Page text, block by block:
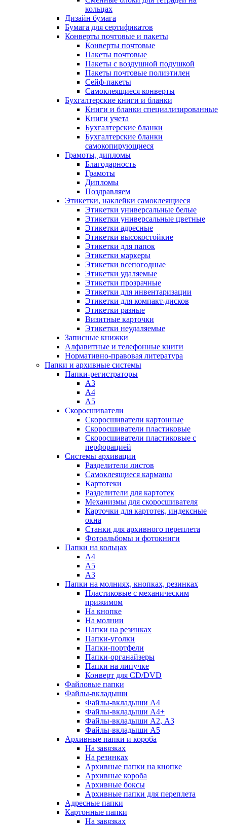
кольцах
Дизайн бумага
Бумага для сертификатов
Конверты почтовые и пакеты
Конверты почтовые
Пакеты почтовые
Пакеты с воздушной подушкой
Пакеты почтовые полиэтилен
Сейф-пакеты
Самоклеящиеся конверты
Бухгалтерские книги и бланки
Книги и бланки специализированные
Книги учета
Бухгалтерские бланки
Бухгалтерские бланки
самокопирующиеся
Грамоты, дипломы
Благодарность
Грамоты
Дипломы
Поздравляем
Этикетки, наклейки самоклеящиеся
Этикетки универсальные белые
Этикетки универсальные цветные
Этикетки адресные
Этикетки высокостойкие
Этикетки для папок
Этикетки маркеры
Этикетки всепогодные
Этикетки удаляемые
Этикетки прозрачные
Этикетки для инвентаризации
Этикетки для компакт-дисков
Этикетки разные
Визитные карточки
Этикетки неудаляемые
Записные книжки
Алфавитные и телефонные книги
Нормативно-правовая литература
Папки и архивные системы
Папки-регистраторы
А3
А4
А5
Скоросшиватели
Скоросшиватели картонные
Скоросшиватели пластиковые
Скоросшиватели пластиковые с
перфорацией
Системы архивации
Разделители листов
Самоклеящиеся карманы
Картотеки
Разделители для картотек
Механизмы для скоросшивателя
Карточки для картотек, индексные
окна
Станки для архивного переплета
Фотоальбомы и фотокниги
Папки на кольцах
А4
А5
А3
Папки на молниях, кнопках, резинках
Пластиковые с механическим
прижимом
На кнопке
На молнии
Папки на резинках
Папки-уголки
Папки-портфели
Папки-органайзеры
Папки на липучке
Конверт для CD/DVD
Файловые папки
Файлы-вкладыши
Файлы-вкладыши А4
Файлы-вкладыши А4+
Файлы-вкладыши А2, А3
Файлы-вкладыши А5
Архивные папки и короба
На завязках
На резинках
Архивные папки на кнопке
Архивные короба
Архивные боксы
Архивные папки для переплета
Адресные папки
Картонные папки
На завязках